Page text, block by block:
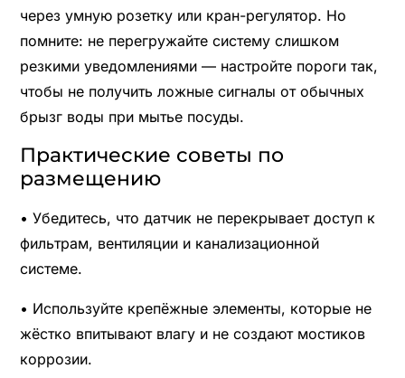
через умную розетку или кран-регулятор. Но
помните: не перегружайте систему слишком
резкими уведомлениями — настройте пороги так,
чтобы не получить ложные сигналы от обычных
брызг воды при мытье посуды.
Практические советы по
размещению
• Убедитесь, что датчик не перекрывает доступ к
фильтрам, вентиляции и канализационной
системе.
• Используйте крепёжные элементы, которые не
жёстко впитывают влагу и не создают мостиков
коррозии.